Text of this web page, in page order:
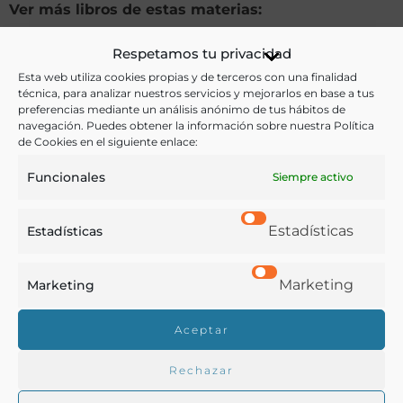
Respetamos tu privacidad
Esta web utiliza cookies propias y de terceros con una finalidad
técnica, para analizar nuestros servicios y mejorarlos en base a tus
preferencias mediante un análisis anónimo de tus hábitos de
navegación. Puedes obtener la información sobre nuestra Política
de Cookies en el siguiente enlace:
Funcionales Siempre activo
Estadísticas Estadísticas
Marketing Marketing
Aceptar
Rechazar
Ver más libros de estas materias:
Alimentos
Ver más libros con las palabras clave:
Cereales, Frutales,Horticultura,Labor agrícola ,Leche
Buscar en la biblioteca